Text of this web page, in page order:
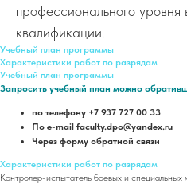
профессионального
квалификации.
Учебный план программы
Характеристики работ по разрядам
Учебный план программы
Запросить учебный план можно
по телефону +7 937 727 00 33
По e-mail faculty.dpo@yandex.ru
Через форму обратной связи
Характеристики работ по разрядам
Контролер-испытатель боевых и